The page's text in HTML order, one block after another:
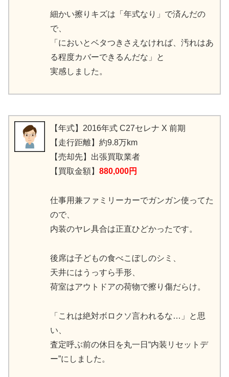
細かい擦りキズは「年式なり」で済んだの
で、
「においとベタつきさえなければ、汚れはあ
る程度カバーできるんだな」と
実感しました。
【年式】2016年式 C27セレナ X 前期
【走行距離】約9.8万km
【売却先】出張買取業者
【買取金額】 880,000円
仕事用兼ファミリーカーでガンガン使ってた
ので、
内装のヤレ具合は正直ひどかったです。
後席は子どもの食べこぼしのシミ、
天井にはうっすら手形、
荷室はアウトドアの荷物で擦り傷だらけ。
「これは絶対ボロクソ言われるな…」と思
い、
査定呼ぶ前の休日を丸一日“内装リセットデ
ー”にしました。